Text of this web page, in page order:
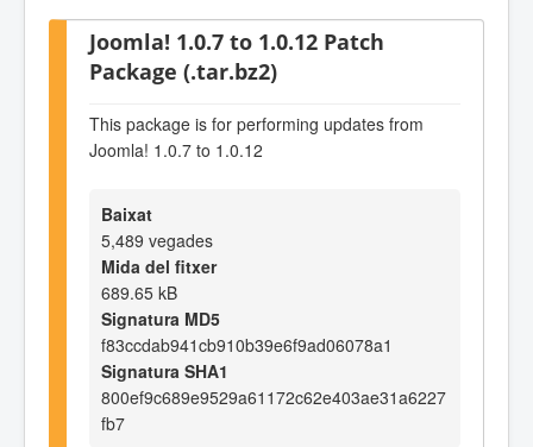
Joomla! 1.0.7 to 1.0.12 Patch
Package (.tar.bz2)
This package is for performing updates from
Joomla! 1.0.7 to 1.0.12
Baixat
5,489 vegades
Mida del fitxer
689.65 kB
Signatura MD5
f83ccdab941cb910b39e6f9ad06078a1
Signatura SHA1
800ef9c689e9529a61172c62e403ae31a6227
fb7